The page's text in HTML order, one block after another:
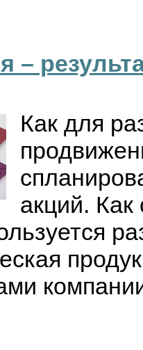
–
Как для
акций.